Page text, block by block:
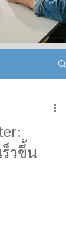
วขึ้น